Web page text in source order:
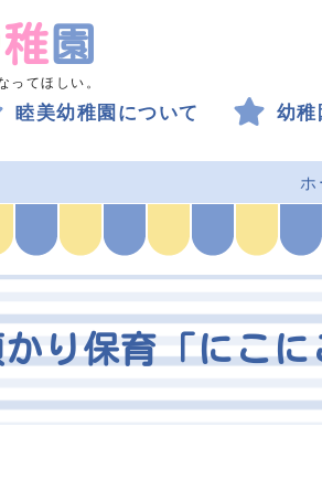
稚 園
ってほしい。
睦美幼稚園について 幼
ホ
り保育「にこ